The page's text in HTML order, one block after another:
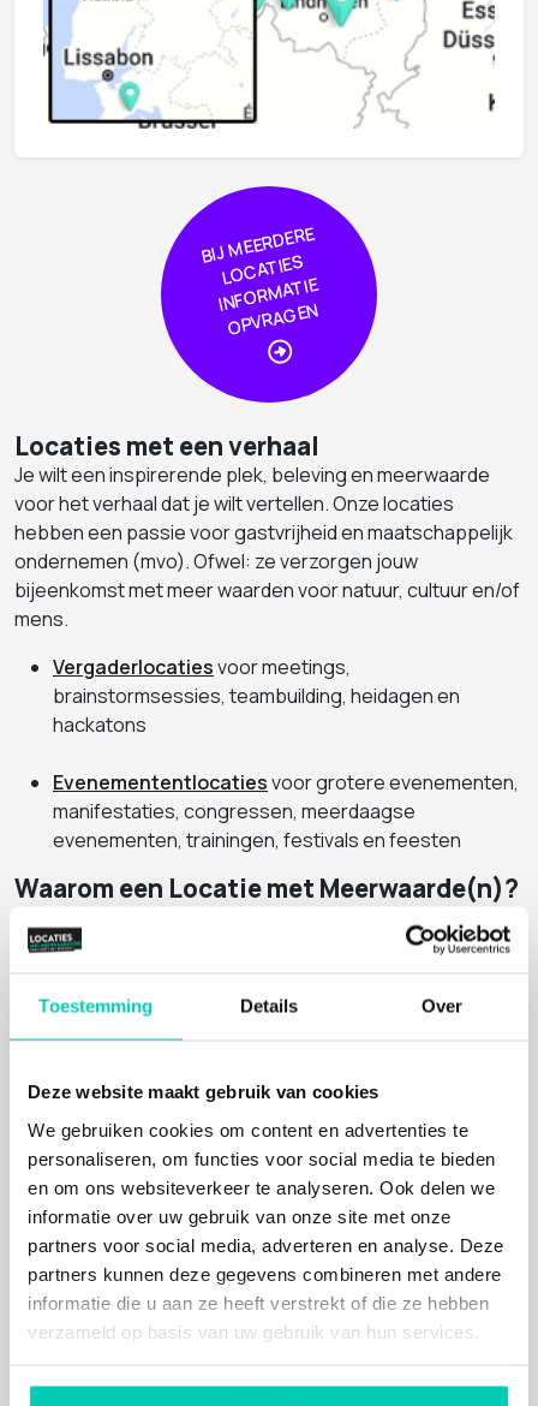
Toestemming Details Over
Deze website maakt gebruik van cookies
We gebruiken cookies om content en advertenties te
personaliseren, om functies voor social media te bieden
en om ons websiteverkeer te analyseren. Ook delen we
informatie over uw gebruik van onze site met onze
partners voor social media, adverteren en analyse. Deze
partners kunnen deze gegevens combineren met andere
informatie die u aan ze heeft verstrekt of die ze hebben
verzameld op basis van uw gebruik van hun services.
BIJ
MEER
DERE
L
O
CA
TIE
S
I
NF
OR
MA
TIE
OPVRA
GE
N
Locaties met een verhaal
Je wilt een inspirerende plek, beleving en meerwaarde
voor het verhaal dat je wilt vertellen. Onze locaties
hebben een passie voor gastvrijheid en maatschappelijk
ondernemen (mvo). Ofwel: ze verzorgen jouw
bijeenkomst met meer waarden voor natuur, cultuur en/of
mens.
Vergaderlocatiesvoor meetings,
brainstormsessies, teambuilding, heidagen en
hackatons
Evenemententlocatiesvoor grotere evenementen,
manifestaties, congressen, meerdaagse
evenementen, trainingen, festivals en feesten
Waarom een Locatie met Meerwaarde(n)?
verantwoord onderneemt.
cultuur of mens geeft je event nét even wat extra's.
Jij boekt, wij helpen
Je maakt zelf afspraken met de locatie: je betaalt niet
meer dan wanneer je direct bij de locatie boekt.​
Je boekt een
inspirerende locatie
, met kwaliteit van
dienstverlening, sfeer en op een bijzonder plek.
Locaties met passie voor natuur en
duurzaamheid
Jij zoekt een evenementenlocatie die uitblinkt in hun
passie voor natuur en duurzaamheid? Wij hebben ze voor